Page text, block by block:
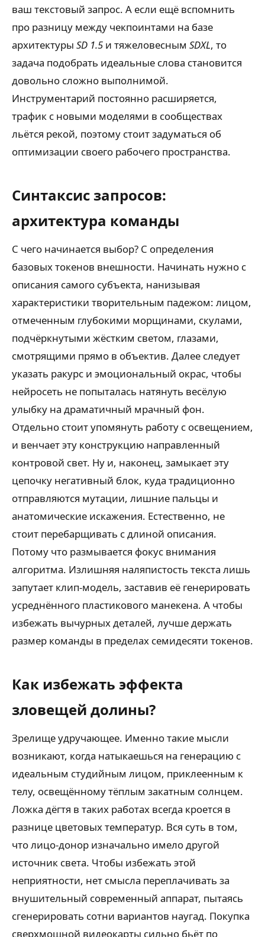
ваш текстовый запрос. А если ещё вспомнить
про разницу между чекпоинтами на базе
архитектуры SD 1.5 и тяжеловесным SDXL, то
задача подобрать идеальные слова становится
довольно сложно выполнимой.
Инструментарий постоянно расширяется,
трафик с новыми моделями в сообществах
льётся рекой, поэтому стоит задуматься об
оптимизации своего рабочего пространства.
Синтаксис запросов:
архитектура команды
С чего начинается выбор? С определения
базовых токенов внешности. Начинать нужно с
описания самого субъекта, нанизывая
характеристики творительным падежом: лицом,
отмеченным глубокими морщинами, скулами,
подчёркнутыми жёстким светом, глазами,
смотрящими прямо в объектив. Далее следует
указать ракурс и эмоциональный окрас, чтобы
нейросеть не попыталась натянуть весёлую
улыбку на драматичный мрачный фон.
Отдельно стоит упомянуть работу с освещением,
и венчает эту конструкцию направленный
контровой свет. Ну и, наконец, замыкает эту
цепочку негативный блок, куда традиционно
отправляются мутации, лишние пальцы и
анатомические искажения. Естественно, не
стоит перебарщивать с длиной описания.
Потому что размывается фокус внимания
алгоритма. Излишняя наляпистость текста лишь
запутает клип-модель, заставив её генерировать
усреднённого пластикового манекена. А чтобы
избежать вычурных деталей, лучше держать
размер команды в пределах семидесяти токенов.
Как избежать эффекта
зловещей долины?
Зрелище удручающее. Именно такие мысли
возникают, когда натыкаешься на генерацию с
идеальным студийным лицом, приклеенным к
телу, освещённому тёплым закатным солнцем.
Ложка дёгтя в таких работах всегда кроется в
разнице цветовых температур. Вся суть в том,
что лицо-донор изначально имело другой
источник света. Чтобы избежать этой
неприятности, нет смысла переплачивать за
внушительный современный аппарат, пытаясь
сгенерировать сотни вариантов наугад. Покупка
сверхмощной видеокарты сильно бьёт по